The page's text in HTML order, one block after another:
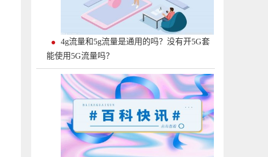
4g流量和5g流量是通用的吗？没有开5G套
能使用5G流量吗？